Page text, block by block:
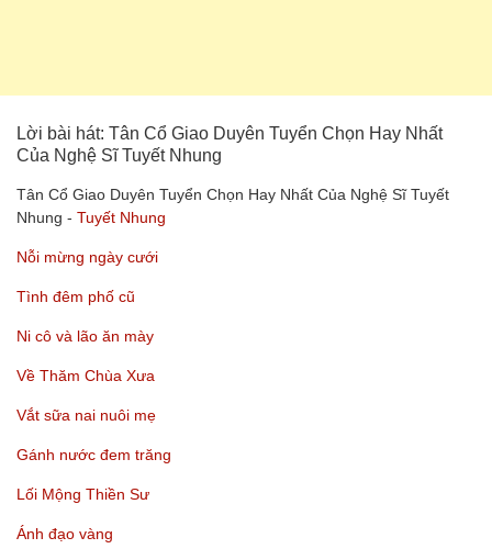
Lời bài hát: Tân Cổ Giao Duyên Tuyển Chọn Hay Nhất
Của Nghệ Sĩ Tuyết Nhung
Tân Cổ Giao Duyên Tuyển Chọn Hay Nhất Của Nghệ Sĩ Tuyết
Nhung - Tuyết Nhung
Nỗi mừng ngày cưới
Tình đêm phố cũ
Ni cô và lão ăn mày
Về Thăm Chùa Xưa
Vắt sữa nai nuôi mẹ
Gánh nước đem trăng
Lối Mộng Thiền Sư
Ánh đạo vàng